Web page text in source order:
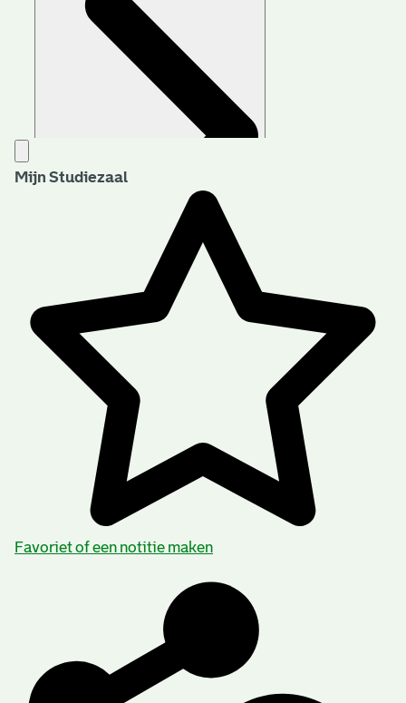
Aanwijzingen voor de gebruiker
Mijn Studiezaal
Favoriet of een notitie maken